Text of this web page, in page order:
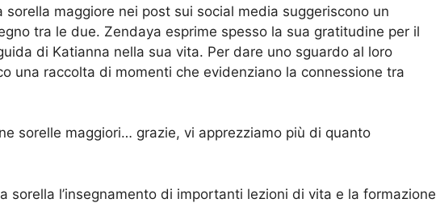
sorella maggiore nei post sui social media suggeriscono un
tra le due. Zendaya esprime spesso la sua gratitudine per il
di Katianna nella sua vita. Per dare uno sguardo al loro
una raccolta di momenti che evidenziano la connessione tra
sorelle maggiori… grazie, vi apprezziamo più di quanto
sorella l’insegnamento di importanti lezioni di vita e la formazione